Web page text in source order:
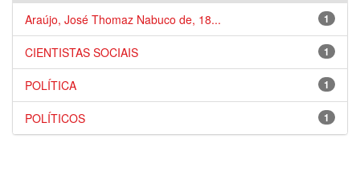
1
Araújo, José Thomaz Nabuco de, 18...
1
CIENTISTAS SOCIAIS
1
POLÍTICA
1
POLÍTICOS